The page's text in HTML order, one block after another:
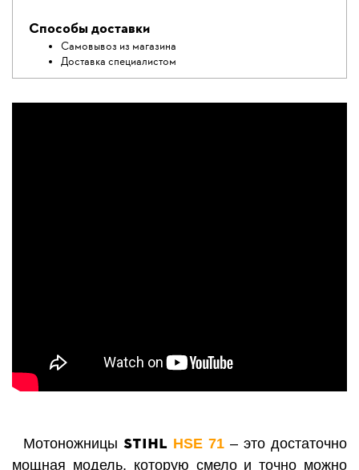
Способы доставки
Самовывоз из магазина
Доставка специалистом
Мотоножницы STIHL HSE 71 – это достаточно
мощная модель, которую смело и точно можно